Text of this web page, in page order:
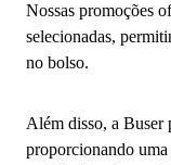
Nossas promoções
selecionadas,
no bolso.
Além disso, a Buser
proporcionando